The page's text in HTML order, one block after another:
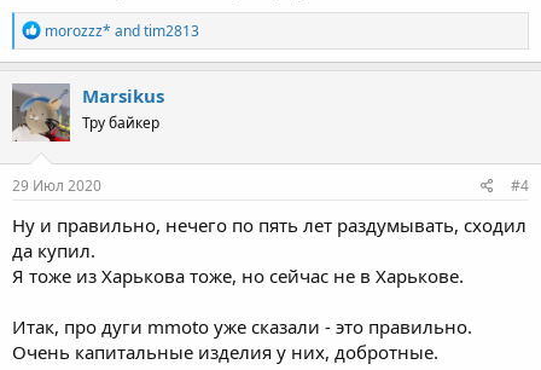
R
e
a
c
t
i
o
n
s
morozzz* andtim2813
Marsikus
Тру байкер
29 Июл 2020 #4
Ну и правильно, нечего по пять лет раздумывать, сходил
да купил.
Я тоже из Харькова тоже, но сейчас не в Харькове.
Итак, про дуги mmoto уже сказали - это правильно.
Очень капитальные изделия у них, добротные.